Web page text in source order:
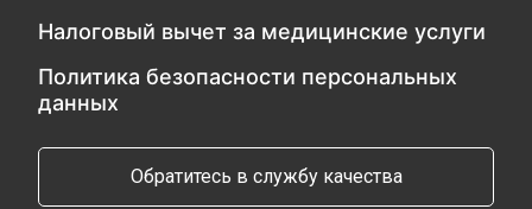
Налоговый вычет за медицинские услуги
Политика безопасности персональных
данных
Обратитесь в службу качества